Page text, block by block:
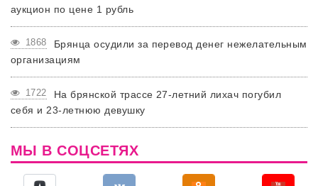
аукцион по цене 1 рубль
1868
Брянца осудили за перевод денег нежелательным
организациям
1722
На брянской трассе 27-летний лихач погубил
себя и 23-летнюю девушку
МЫ В СОЦСЕТЯХ